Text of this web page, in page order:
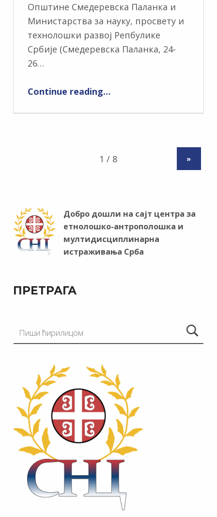
Општине Смедеревска Паланка и
Министарства за науку, просвету и
технолошки развој Репбулике
Србије (Смедеревска Паланка, 24-
26…
Continue reading…
»
Добро дошли на сајт центра за
етнолошко-антрополошка и
мултидисциплинарна
истраживања Срба
ПРЕТРАГА